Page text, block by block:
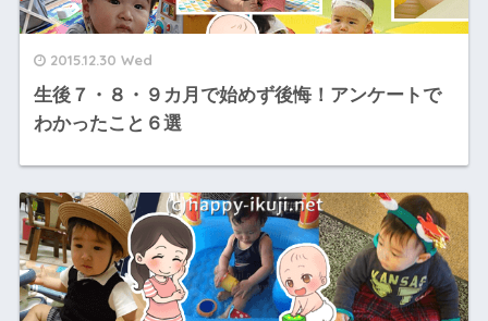
2015.12.30 Wed
生後７・８・９カ月で始めず後悔！アンケートで
わかったこと６選